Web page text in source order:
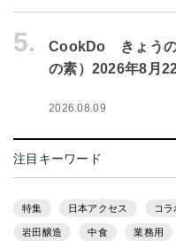
5.
CookDo きょうの
の素）2026年8月
2026.08.09
注目キーワード
特集 日本アクセス コラ
岩田醸造 中食 業務用